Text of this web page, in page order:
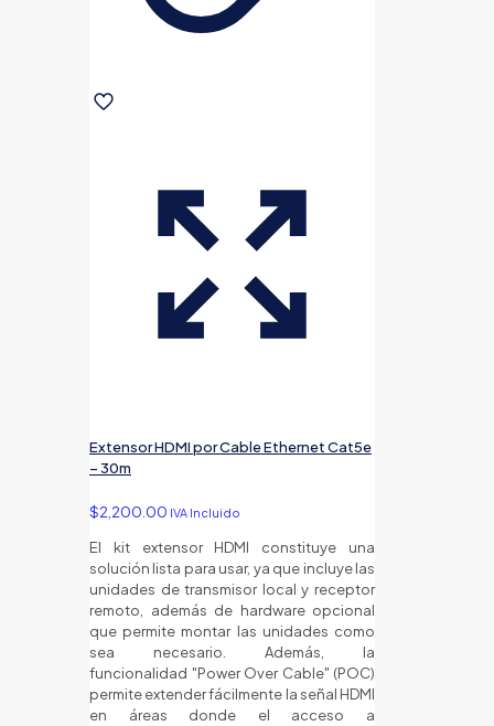
Extensor HDMI por Cable Ethernet Cat5e
– 30m
$2,200.00 IVA Incluido
El kit extensor HDMI constituye una
solución lista para usar, ya que incluye las
unidades de transmisor local y receptor
remoto, además de hardware opcional
que permite montar las unidades como
sea necesario. Además, la
funcionalidad "Power Over Cable" (POC)
permite extender fácilmente la señal HDMI
en áreas donde el acceso a